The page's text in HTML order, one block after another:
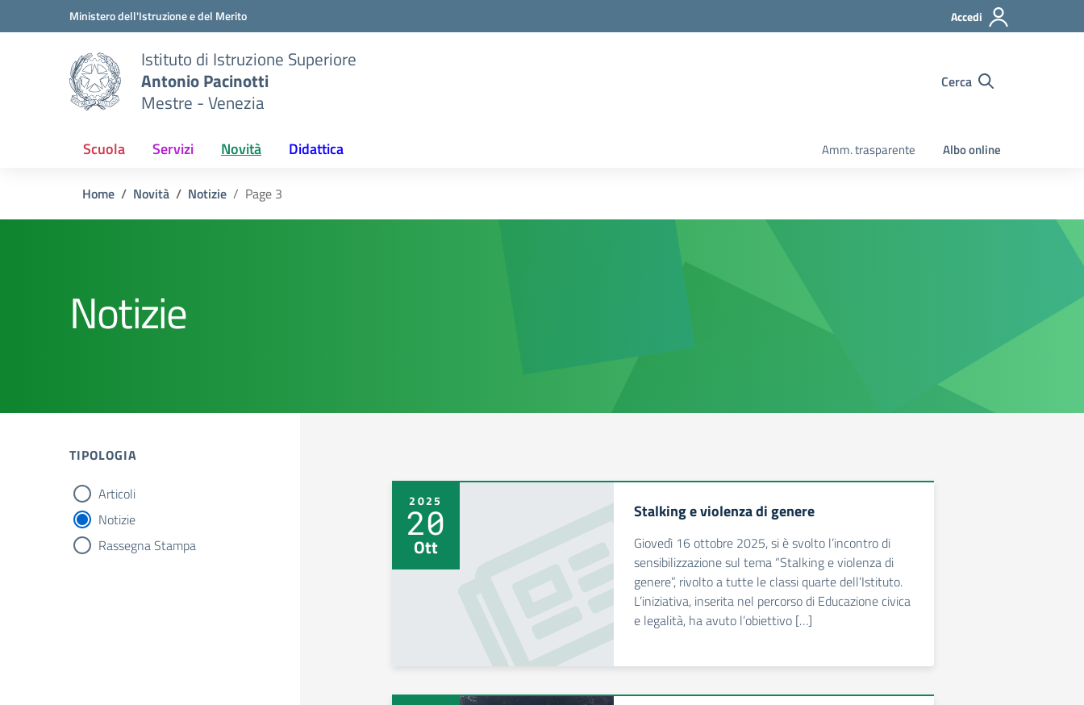
Vai ai contenuti
Vai al menu di navigazioneMinistero dell'Istruzione e del Merito Accedi
Istituto di Istruzione Superiore
Antonio Pacinotti
Mestre - Venezia
Cerca
Scuola Servizi Novità Didattica Amm. trasparente Albo online
Home Novità Notizie Page 3
Notizie
TIPOLOGIA
tipologia di articoli
Articoli
Notizie
Rassegna Stampa
2025
20
Ott
Stalking e violenza di genere
Giovedì 16 ottobre 2025, si è svolto l’incontro di
sensibilizzazione sul tema “Stalking e violenza di
genere”, rivolto a tutte le classi quarte dell’Istituto.
L’iniziativa, inserita nel percorso di Educazione civica
e legalità, ha avuto l’obiettivo […]